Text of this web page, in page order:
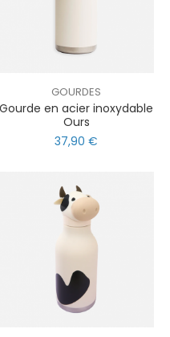
GOURDES
Gourde en acier inoxydable
Ours
37,90 €